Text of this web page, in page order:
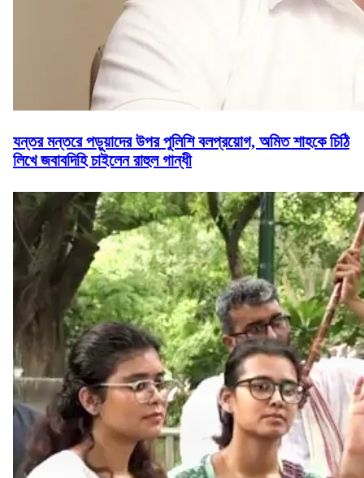
যন্তর মন্তরে পড়ুয়াদের উপর পুলিশি বলপ্রয়োগ, অমিত শাহকে চিঠি
লিখে জবাবদিহি চাইলেন রাহুল গান্ধী